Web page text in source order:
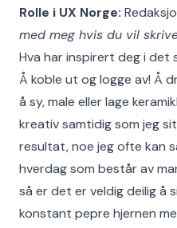
Rolle i UX Norge:
med meg hvis du vil
Hva har inspirert deg i det
Å koble ut og logge av! Å
å sy, male eller lage
kreativ samtidig som jeg
resultat, noe jeg ofte kan
hverdag som består av
så er det er veldig deilig å
konstant pepre hjernen